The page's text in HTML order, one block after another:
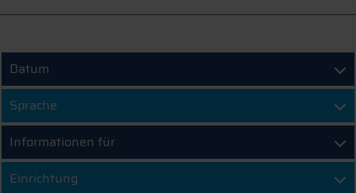
Datum
Sprache
Informationen für
Einrichtung